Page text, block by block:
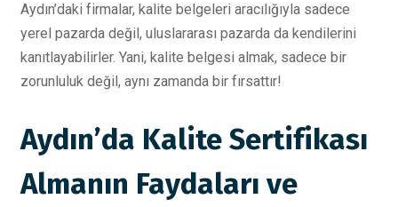
Aydın’daki firmalar, kalite belgeleri aracılığıyla sadece
yerel pazarda değil, uluslararası pazarda da kendilerini
kanıtlayabilirler. Yani, kalite belgesi almak, sadece bir
zorunluluk değil, aynı zamanda bir fırsattır!
Aydın’da Kalite Sertifikası
Almanın Faydaları ve